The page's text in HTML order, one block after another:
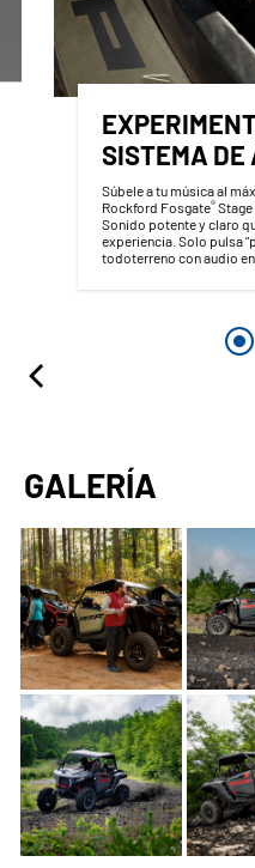
SISTEMA DE
Súbele a tu música al
Rockford Fosgate®Stage
Sonido potente y claro
experiencia. Solo pulsa
todoterreno con audio
GALERÍA